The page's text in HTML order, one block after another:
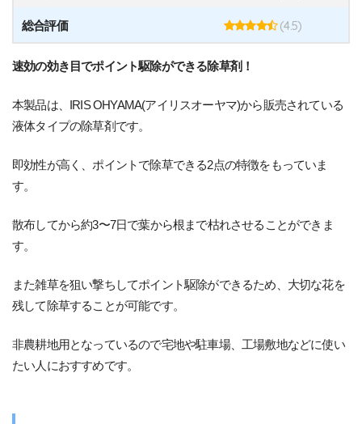
総合評価 (4.5)
速効の効き目でポイント駆除ができる除草剤！
本製品は、IRIS OHYAMA(アイリスオーヤマ)から販売されている
液体タイプの除草剤です。
即効性が高く、ポイントで除草できる2点の特徴をもっていま
す。
散布してから約3〜7日で葉から根まで枯れさせることができま
す。
また雑草を狙い撃ちしてポイント駆除ができるため、大切な花を
残して除草することが可能です。
非農耕地用となっているので宅地や駐車場、工場敷地などに使い
たい人におすすめです。